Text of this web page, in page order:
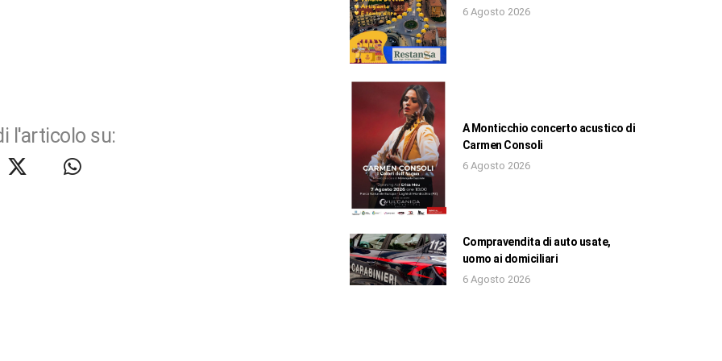
l'articolo su:
6 Agosto 2026
A Monticchio concerto acustico di
Carmen Consoli
6 Agosto 2026
Compravendita di auto usate,
uomo ai domiciliari
6 Agosto 2026